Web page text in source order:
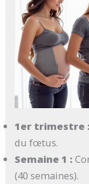
1er trimestre :
du fœtus.
Semaine 1 :
(40 semaines).